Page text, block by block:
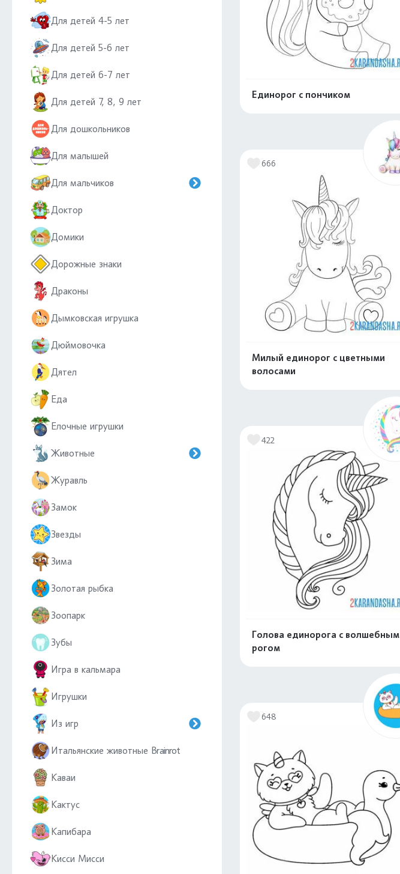
Для детей 4-5 лет
Для детей 5-6 лет
Для детей 6-7 лет
Для детей 7, 8, 9 лет
Для дошкольников
Для малышей
Для мальчиков
Доктор
Домики
Дорожные знаки
Драконы
Дымковская игрушка
Дюймовочка
Дятел
Еда
Елочные игрушки
Животные
Журавль
Замок
Звезды
Зима
Золотая рыбка
Зоопарк
Зубы
Игра в кальмара
Игрушки
Из игр
Итальянские животные Brainrot
Каваи
Кактус
Капибара
Кисси Мисси
Единорог с пончиком
666
Милый единорог с цветными
волосами
422
Голова единорога с волшебным
рогом
648